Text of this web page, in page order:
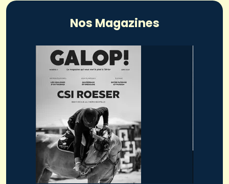
Nos Magazines